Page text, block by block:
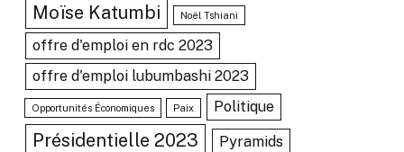
Moïse Katumbi Noël Tshiani
offre d'emploi en rdc 2023
offre d'emploi lubumbashi 2023
Opportunités Économiques Paix Politique
Présidentielle 2023 Pyramids